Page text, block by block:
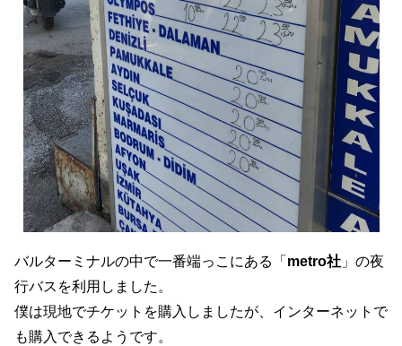
バルターミナルの中で一番端っこにある「 metro社 」の夜
行バスを利用しました。
僕は現地でチケットを購入しましたが、インターネットで
も購入できるようです。